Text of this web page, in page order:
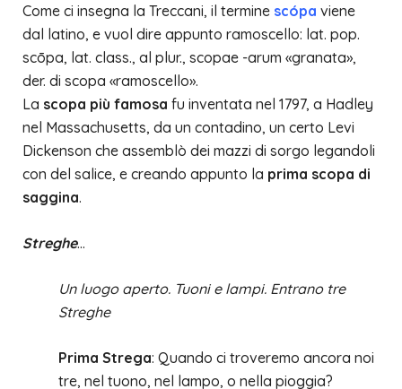
Come ci insegna la Treccani, il termine scópa viene
dal latino, e vuol dire appunto ramoscello: lat. pop.
scōpa, lat. class., al plur., scopae -arum «granata»,
der. di scopa «ramoscello».
La scopa più famosa fu inventata nel 1797, a Hadley
nel Massachusetts, da un contadino, un certo Levi
Dickenson che assemblò dei mazzi di sorgo legandoli
con del salice, e creando appunto la prima scopa di
saggina.
Streghe…
Un luogo aperto. Tuoni e lampi. Entrano tre
Streghe
Prima Strega: Quando ci troveremo ancora noi
tre, nel tuono, nel lampo, o nella pioggia?